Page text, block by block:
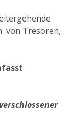
von Tresoren,